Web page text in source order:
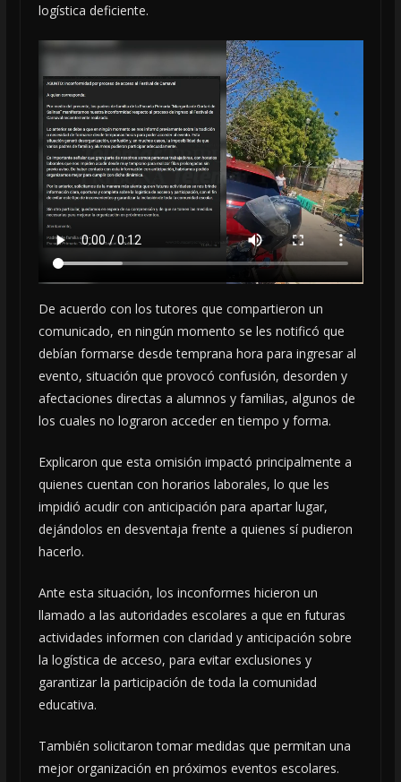
logística deficiente.
De acuerdo con los tutores que compartieron un
comunicado, en ningún momento se les notificó que
debían formarse desde temprana hora para ingresar al
evento, situación que provocó confusión, desorden y
afectaciones directas a alumnos y familias, algunos de
los cuales no lograron acceder en tiempo y forma.
Explicaron que esta omisión impactó principalmente a
quienes cuentan con horarios laborales, lo que les
impidió acudir con anticipación para apartar lugar,
dejándolos en desventaja frente a quienes sí pudieron
hacerlo.
Ante esta situación, los inconformes hicieron un
llamado a las autoridades escolares a que en futuras
actividades informen con claridad y anticipación sobre
la logística de acceso, para evitar exclusiones y
garantizar la participación de toda la comunidad
educativa.
También solicitaron tomar medidas que permitan una
mejor organización en próximos eventos escolares.